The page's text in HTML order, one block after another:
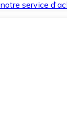
service